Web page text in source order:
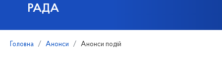
РАДА
Головна Анонси Анонси подій